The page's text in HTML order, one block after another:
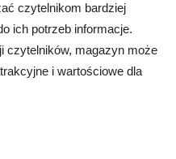
czytelnikom bardziej
ich potrzeb informacje.
czytelników, magazyn może
i wartościowe dla